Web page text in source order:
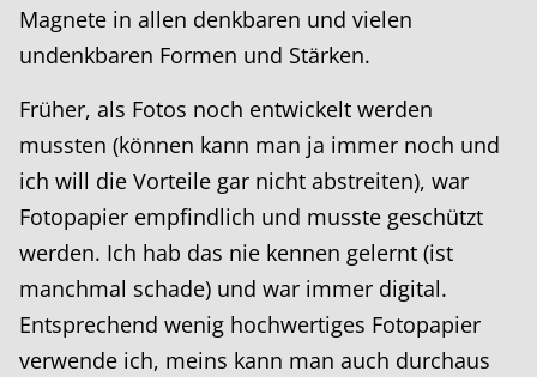
Magnete in allen denkbaren und vielen
undenkbaren Formen und Stärken.
Früher, als Fotos noch entwickelt werden
mussten (können kann man ja immer noch und
ich will die Vorteile gar nicht abstreiten), war
Fotopapier empfindlich und musste geschützt
werden. Ich hab das nie kennen gelernt (ist
manchmal schade) und war immer digital.
Entsprechend wenig hochwertiges Fotopapier
verwende ich, meins kann man auch durchaus